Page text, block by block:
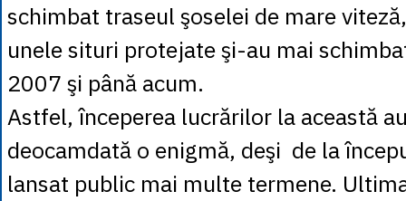
schimbat traseul şoselei de mare
unele situri protejate şi-au mai
2007 şi până acum.
Astfel, începerea lucrărilor la această
deocamdată o enigmă, deşi de la
lansat public mai multe termene.